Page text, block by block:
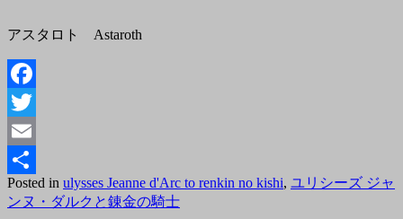
アスタロト Astaroth
Facebook
Twitter
Email
共
Posted
on
Posted in ulysses Jeanne d'Arc to renkin no kishi, ユリシーズ ジャ
ンヌ・ダルクと錬金の騎士